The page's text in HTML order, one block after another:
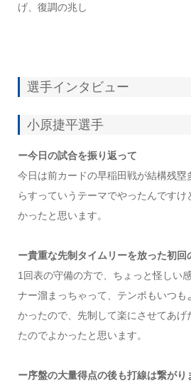
げ、復調の兆し
選手インタビュー
小原捷平選手
ー今日の試合を振り返って
今日は前カードの早稲田戦が結構残塁
らすっていうテーマでやったんですけ
かったと思います。
ー貴重な先制タイムリーを放った初回
1回表の守備の方で、ちょっと怪しい
ナー溜まっちゃって、テンポもいつも
かったので、先制して楽にさせてあげ
たのでよかったと思います。
ー序盤の大量得点の後も打線は繋がり